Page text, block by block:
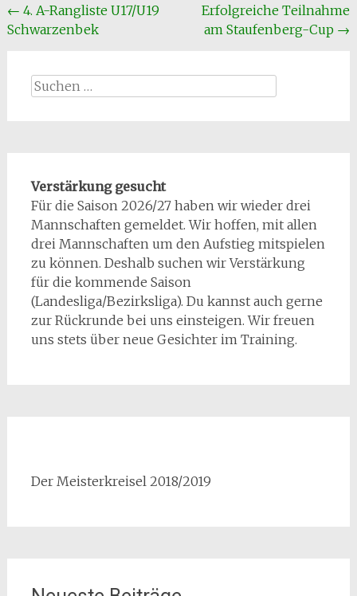
Beitragsnavigation
← 4. A-Rangliste U17/U19
Schwarzenbek
Erfolgreiche Teilnahme
am Staufenberg-Cup →
Suchen
Verstärkung gesucht
Für die Saison 2026/27 haben wir wieder drei
Mannschaften gemeldet. Wir hoffen, mit allen
drei Mannschaften um den Aufstieg mitspielen
zu können. Deshalb suchen wir Verstärkung
für die kommende Saison
(Landesliga/Bezirksliga). Du kannst auch gerne
zur Rückrunde bei uns einsteigen. Wir freuen
uns stets über neue Gesichter im Training.
Der Meisterkreisel 2018/2019